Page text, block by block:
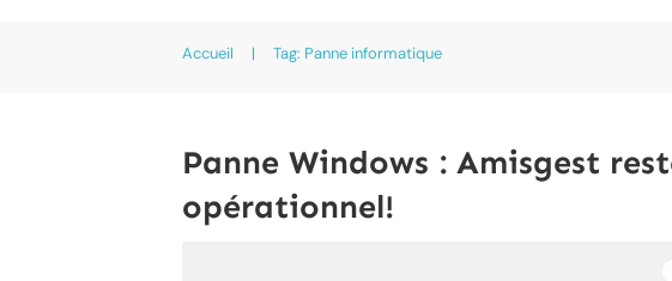
Accueil | Tag: Panne informatique
Panne Windows : Amisgest
opérationnel!